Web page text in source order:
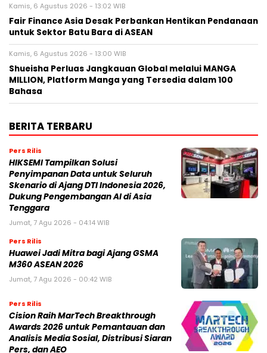
Kamis, 6 Agustus 2026 - 13:02 WIB
Fair Finance Asia Desak Perbankan Hentikan Pendanaan
untuk Sektor Batu Bara di ASEAN
Kamis, 6 Agustus 2026 - 13:00 WIB
Shueisha Perluas Jangkauan Global melalui MANGA
MILLION, Platform Manga yang Tersedia dalam 100
Bahasa
BERITA TERBARU
Pers Rilis
HIKSEMI Tampilkan Solusi
Penyimpanan Data untuk Seluruh
Skenario di Ajang DTI Indonesia 2026,
Dukung Pengembangan AI di Asia
Tenggara
Jumat, 7 Agu 2026 - 04:14 WIB
Pers Rilis
Huawei Jadi Mitra bagi Ajang GSMA
M360 ASEAN 2026
Jumat, 7 Agu 2026 - 00:42 WIB
Pers Rilis
Cision Raih MarTech Breakthrough
Awards 2026 untuk Pemantauan dan
Analisis Media Sosial, Distribusi Siaran
Pers, dan AEO